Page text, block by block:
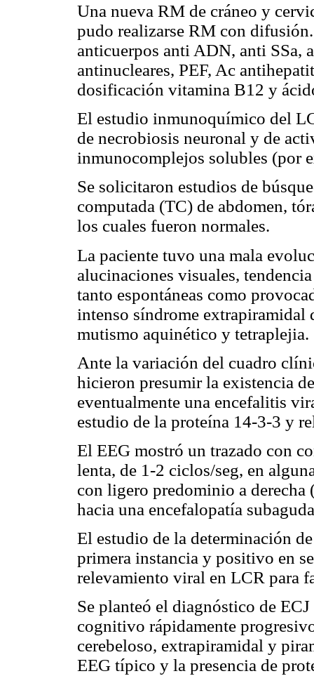
Una nueva RM de cráneo y
pudo realizarse RM con
anticuerpos anti ADN, anti SSa,
antinucleares, PEF, Ac
dosificación vitamina B12 y
El estudio inmunoquímico del
de necrobiosis neuronal y de
inmunocomplejos solubles (por
Se solicitaron estudios de
computada (TC) de abdomen,
los cuales fueron normales.
La paciente tuvo una mala
alucinaciones visuales,
tanto espontáneas como
intenso síndrome
mutismo aquinético y tetraplejia.
Ante la variación del cuadro
hicieron presumir la existencia
eventualmente una encefalitis
estudio de la proteína 14-3-3 y
El EEG mostró un trazado con
lenta, de 1-2 ciclos/seg, en
con ligero predominio a derecha
hacia una encefalopatía
El estudio de la determinación
primera instancia y positivo en
relevamiento viral en LCR para
Se planteó el diagnóstico de
cognitivo rápidamente
cerebeloso, extrapiramidal y
EEG típico y la presencia de